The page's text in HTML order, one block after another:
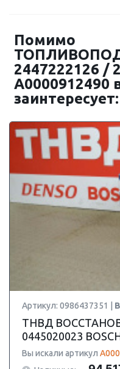
Помимо
2447222126 /
A0000912490
заинтересует:
Артикул: 0986437351 |
ТНВД
0445020023
Вы искали артикул